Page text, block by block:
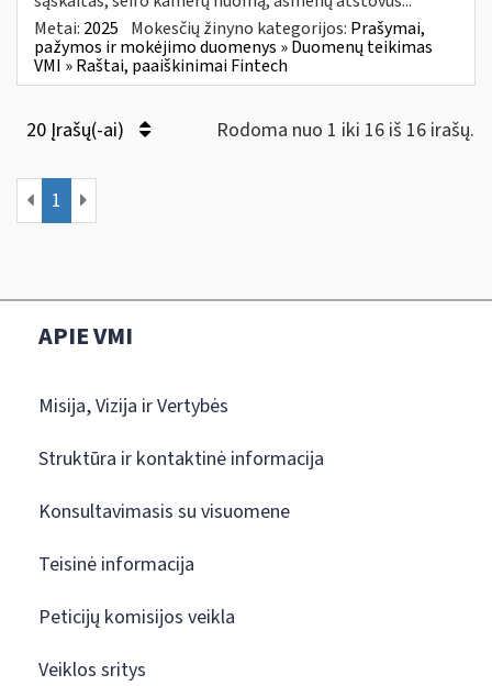
Metai: 2025 Mokesčių žinyno kategorijos: Prašymai,
pažymos ir mokėjimo duomenys » Duomenų teikimas
VMI » Raštai, paaiškinimai Fintech
20 Įrašų(-ai) Rodoma nuo 1 iki 16 iš 16 irašų.
1
APIE VMI
Misija, Vizija ir Vertybės
Struktūra ir kontaktinė informacija
Konsultavimasis su visuomene
Teisinė informacija
Peticijų komisijos veikla
Veiklos sritys